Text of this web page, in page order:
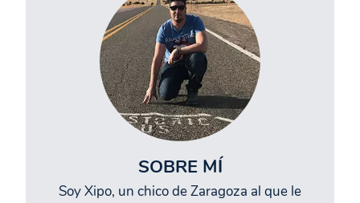
SOBRE MÍ
Soy Xipo, un chico de Zaragoza al que le